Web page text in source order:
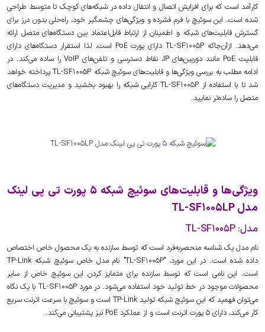
کارآمد است که برای افزایش اتصال و انتقال داده در شبکه‌های کوچک تا متوسط طراحی
شده است. این سوئیچ با فرم فشرده و ویژگی‌های چشمگیر خود، راه‌حلی بدون درز برای
گسترش قابلیت‌های شبکه و اطمینان از ارتباط قابل‌اعتماد بین دستگاه‌های متصل ارائه
می‌دهد. ازآن‌جاکه TL-SF1005P دارای پورت PoE است، لذا استقرار دستگاه‌های دارای
قابلیت PoE مانند دوربین‌های IP، نقاط دسترسی و تلفن‌های VoIP را ساده می‌کند. در
ادامه مطلب به بررسی ویژگی‌ها و قابلیت‌های سوئیچ شبکه TL-SF1005P پرداخته خواهد
شد تا با استفاده از TL-SF1005P کارایی شبکه را بهبود بخشید و مدیریت دستگاه‌های
متصل را ساده‌تر نمایید.
ویژگی‌ها و قابلیت‌های سوئیچ شبکه 5 پورت تی پی لینک
مدل TL-SF1005LP
مدل: TL-SF1005P
نام مدل یک شناسه منحصربه‌فرد است که توسط سازنده به یک محصول خاص اختصاص
داده شده است. در این مورد، "TL-SF1005P" نام مدل خاص سوئیچ شبکه TP-Link
است. این نامی است که توسط سازنده برای متمایز کردن این سوئیچ خاص از سایر
محصولات موجود در خط تولید خود استفاده می‌شود. در مورد TL-SF1005P با یک نگاه
می‌توان فهمید که این سوئیچ شبکه تولید TP-Link است و سوئیچ با سرعت اترنت سریع
کار می‌کند، دارای 5 پورت اترنت است و از عملکرد PoE نیز پشتیبانی می‌کند.